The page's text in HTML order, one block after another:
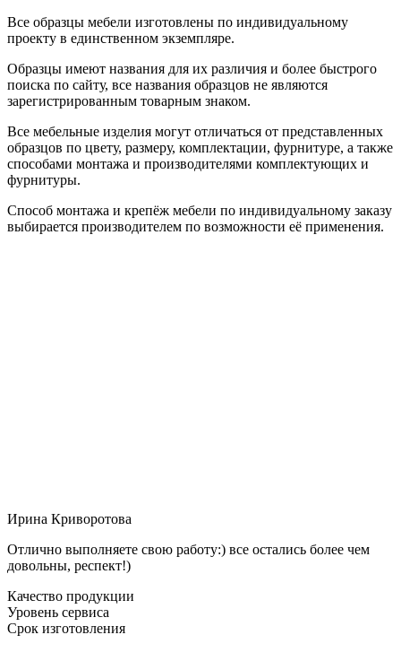
Все образцы мебели изготовлены по индивидуальному
проекту в единственном экземпляре.
Образцы имеют названия для их различия и более быстрого
поиска по сайту, все названия образцов не являются
зарегистрированным товарным знаком.
Все мебельные изделия могут отличаться от представленных
образцов по цвету, размеру, комплектации, фурнитуре, а также
способами монтажа и производителями комплектующих и
фурнитуры.
Способ монтажа и крепёж мебели по индивидуальному заказу
выбирается производителем по возможности её применения.
Ирина Криворотова
Отлично выполняете свою работу:) все остались более чем
довольны, респект!)
Качество продукции
Уровень сервиса
Срок изготовления